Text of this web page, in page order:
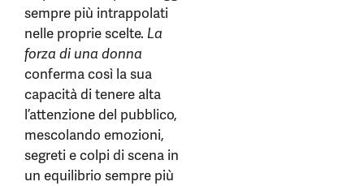
sempre più intrappolati
nelle proprie scelte. La
forza di una donna
conferma così la sua
capacità di tenere alta
l’attenzione del pubblico,
mescolando emozioni,
segreti e colpi di scena in
un equilibrio sempre più